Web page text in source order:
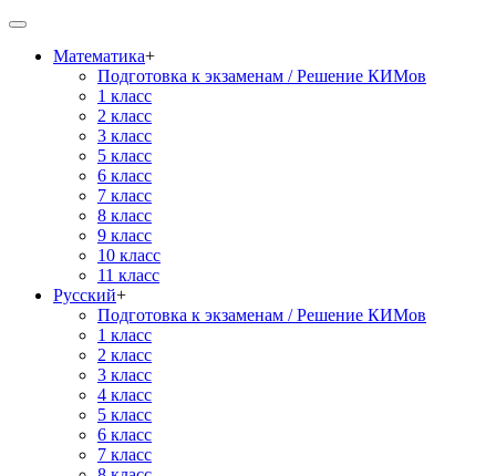
Математика+
Подготовка к экзаменам / Решение КИМов
1 класс
2 класс
3 класс
5 класс
6 класс
7 класс
8 класс
9 класс
10 класс
11 класс
Русский+
Подготовка к экзаменам / Решение КИМов
1 класс
2 класс
3 класс
4 класс
5 класс
6 класс
7 класс